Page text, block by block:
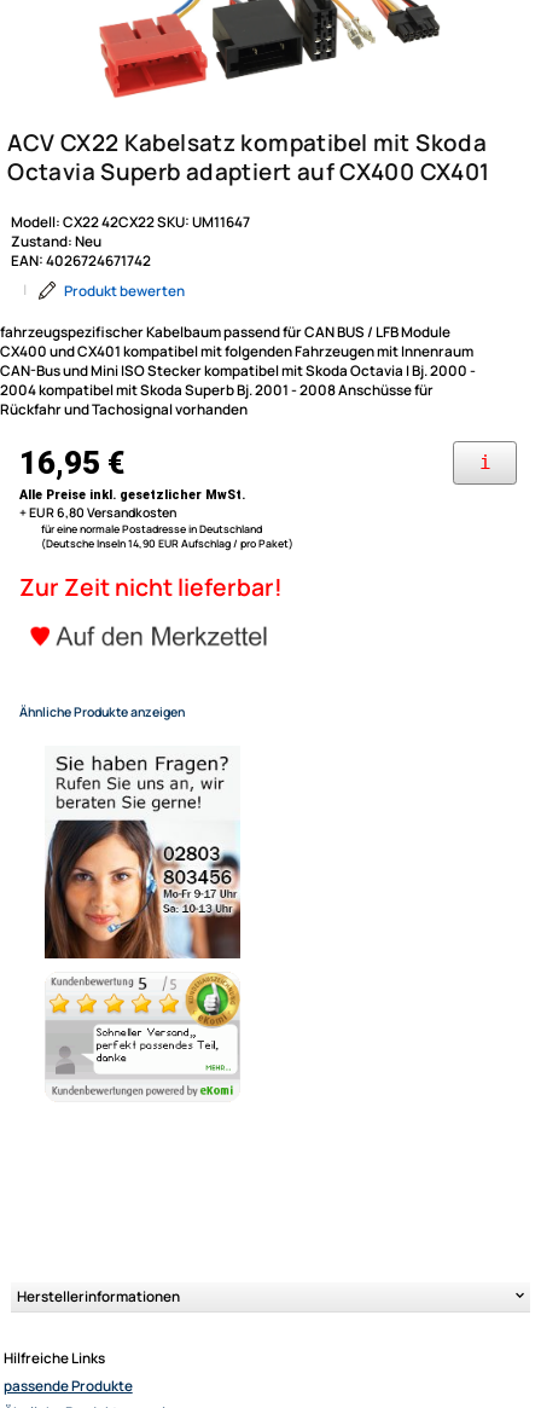
ACV CX22 Kabelsatz
Octavia Superb adaptiert auf
CX400 und CX401 kompatibel mit folgenden Fahrzeugen mit Innenraum
CAN-Bus und Mini ISO Stecker kompatibel mit Skoda Octavia I Bj. 2000 -
2004 kompatibel mit Skoda Superb Bj. 2001 - 2008 Anschüsse für
Rückfahr und Tachosignal vorhanden
Modell:
Zustand:Neu
EAN:4026724671742
|
Produkt bewerten
16,95 €
+ EUR 6,80 Versandkosten
für eine normale Postadresse in Deutschland
(Deutsche Inseln 14,90 EUR Aufschlag / pro Paket)
Zur Zeit nicht lieferbar!
Ähnliche Produkte anzeigen